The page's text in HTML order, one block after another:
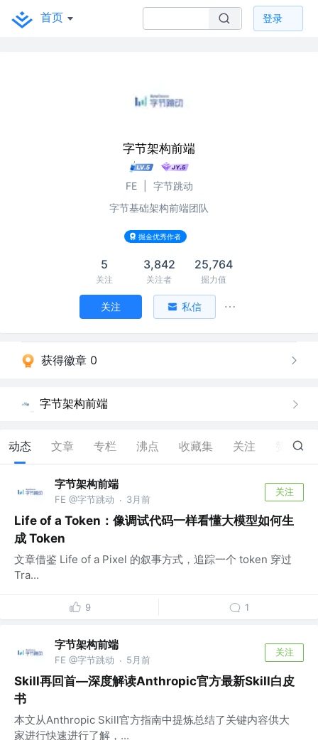
首页 登录
字节架构前端
FE
字节跳动
字节基础架构前端团队
掘金优秀作者
5
关注
3,842
关注者
25,764
掘力值
关注 私信
获得徽章 0
字节架构前端
动态 文章 专栏 沸点 收藏集 关注 22
字节架构前端
FE @字节跳动 · 3月前
关注
Life of a Token：像调试代码一样看懂大模型如何生
成 Token
文章借鉴 Life of a Pixel 的叙事方式，追踪一个 token 穿过
Tra...
9 1
字节架构前端
FE @字节跳动 · 5月前
关注
Skill再回首—深度解读Anthropic官方最新Skill白皮
书
本文从Anthropic Skill官方指南中提炼总结了关键内容供大
家进行快速进行了解，...